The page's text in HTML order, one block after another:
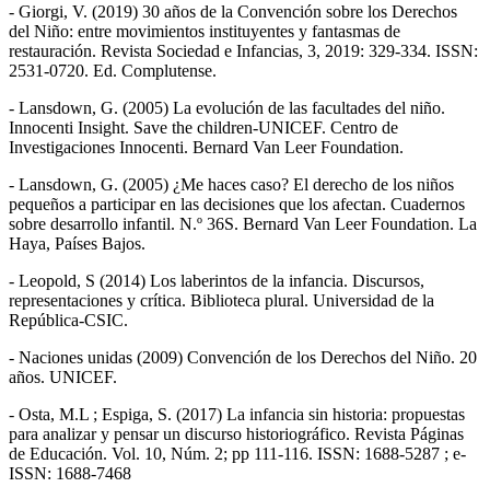
- Giorgi, V. (2019) 30 años de la Convención sobre los Derechos
del Niño: entre movimientos instituyentes y fantasmas de
restauración. Revista Sociedad e Infancias, 3, 2019: 329-334. ISSN:
2531-0720. Ed. Complutense.
- Lansdown, G. (2005) La evolución de las facultades del niño.
Innocenti Insight. Save the children-UNICEF. Centro de
Investigaciones Innocenti. Bernard Van Leer Foundation.
- Lansdown, G. (2005) ¿Me haces caso? El derecho de los niños
pequeños a participar en las decisiones que los afectan. Cuadernos
sobre desarrollo infantil. N.º 36S. Bernard Van Leer Foundation. La
Haya, Países Bajos.
- Leopold, S (2014) Los laberintos de la infancia. Discursos,
representaciones y crítica. Biblioteca plural. Universidad de la
República-CSIC.
- Naciones unidas (2009) Convención de los Derechos del Niño. 20
años. UNICEF.
- Osta, M.L ; Espiga, S. (2017) La infancia sin historia: propuestas
para analizar y pensar un discurso historiográfico. Revista Páginas
de Educación. Vol. 10, Núm. 2; pp 111-116. ISSN: 1688-5287 ; e-
ISSN: 1688-7468